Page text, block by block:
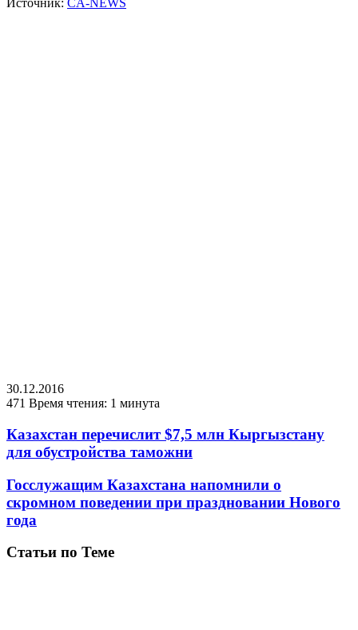
Источник: CA-NEWS
30.12.2016
471 Время чтения: 1 минута
Казахстан перечислит $7,5 млн Кыргызстану
для обустройства таможни
Госслужащим Казахстана напомнили о
скромном поведении при праздновании Нового
года
Статьи по Теме